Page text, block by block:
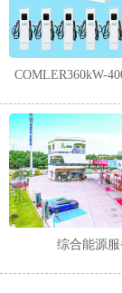
COMLER360kW-
综合能源